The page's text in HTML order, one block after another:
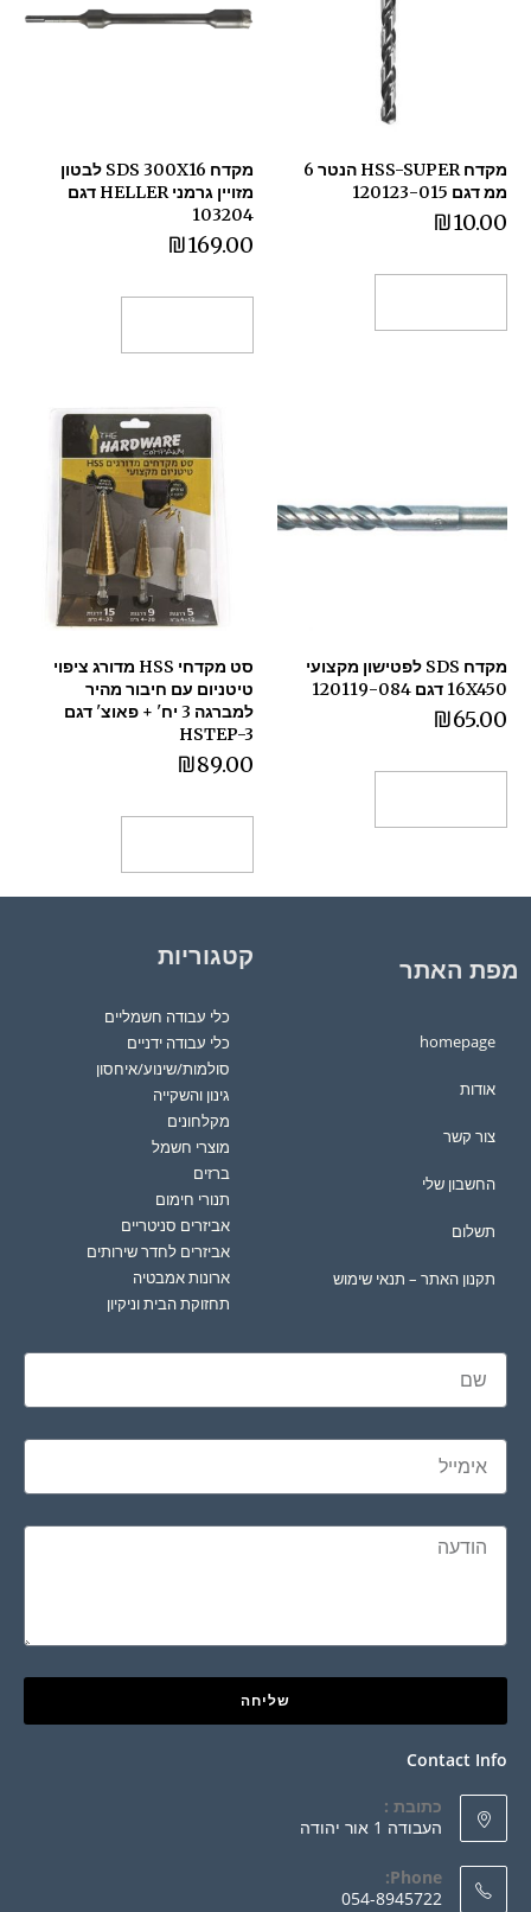
מקדח HSS-SUPER הנטר 6
ממ דגם 120123-015
₪10.00
מקדח SDS 300X16 לבטון
מזויין גרמני HELLER דגם
103204
₪169.00
מקדח SDS לפטישון מקצועי
16X450 דגם 120119-084
₪65.00
סט מקדחי HSS מדורג ציפוי
טיטניום עם חיבור מהיר
למברגה 3 יח' + פאוצ' דגם
HSTEP-3
₪89.00
מפת האתר
homepage
אודות
צור קשר
החשבון שלי
תשלום
תקנון האתר – תנאי שימוש
קטגוריות
כלי עבודה חשמליים
כלי עבודה ידניים
סולמות/שינוע/איחסון
גינון והשקייה
מקלחונים
מוצרי חשמל
ברזים
תנורי חימום
אביזרים סניטריים
אביזרים לחדר שירותים
ארונות אמבטיה
תחזוקת הבית וניקיון
שליחה
Contact Info
כתובת :
העבודה 1 אור יהודה
Phone:
054-8945722